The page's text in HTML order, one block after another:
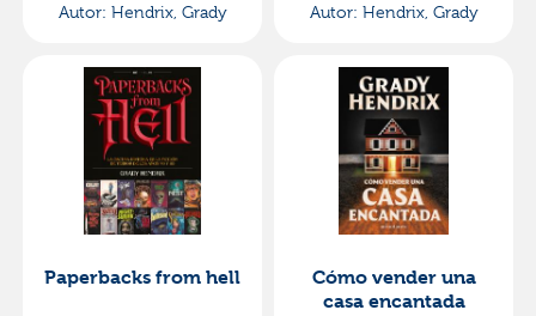
Autor: Hendrix, Grady
Autor: Hendrix, Grady
Paperbacks from hell
Cómo vender una
casa encantada